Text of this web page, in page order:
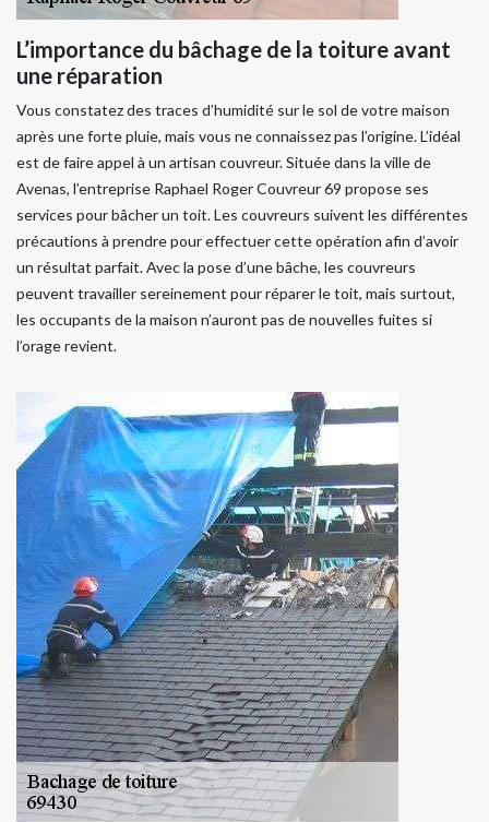
L’importance du bâchage de la toiture avant
une réparation
Vous constatez des traces d’humidité sur le sol de votre maison
après une forte pluie, mais vous ne connaissez pas l’origine. L’idéal
est de faire appel à un artisan couvreur. Située dans la ville de
Avenas, l’entreprise Raphael Roger Couvreur 69 propose ses
services pour bâcher un toit. Les couvreurs suivent les différentes
précautions à prendre pour effectuer cette opération afin d’avoir
un résultat parfait. Avec la pose d’une bâche, les couvreurs
peuvent travailler sereinement pour réparer le toit, mais surtout,
les occupants de la maison n’auront pas de nouvelles fuites si
l’orage revient.